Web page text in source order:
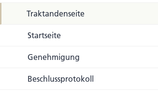
Traktandenseite
Startseite
Genehmigung
Beschlussprotokoll